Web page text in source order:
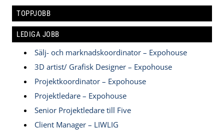
TOPPJOBB
LEDIGA JOBB
Sälj- och marknadskoordinator – Expohouse
3D artist/ Grafisk Designer – Expohouse
Projektkoordinator – Expohouse
Projektledare – Expohouse
Senior Projektledare till Five
Client Manager – LIWLIG